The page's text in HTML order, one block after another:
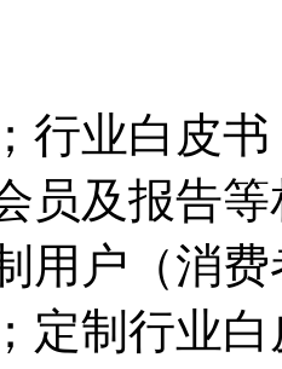
行业白皮
员及报告
用户（消
定制行业